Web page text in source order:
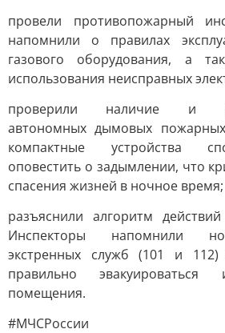
провели противопожарный
напомнили о правилах
газового оборудования, а
использования неисправных
проверили наличие и
автономных дымовых
компактные устройства
оповестить о задымлении, что
спасения жизней в ночное время;
разъяснили алгоритм
Инспекторы напомнили
экстренных служб (101 и 112)
правильно эвакуироваться
помещения.
#МЧСРоссии